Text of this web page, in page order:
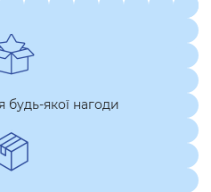
якої нагоди